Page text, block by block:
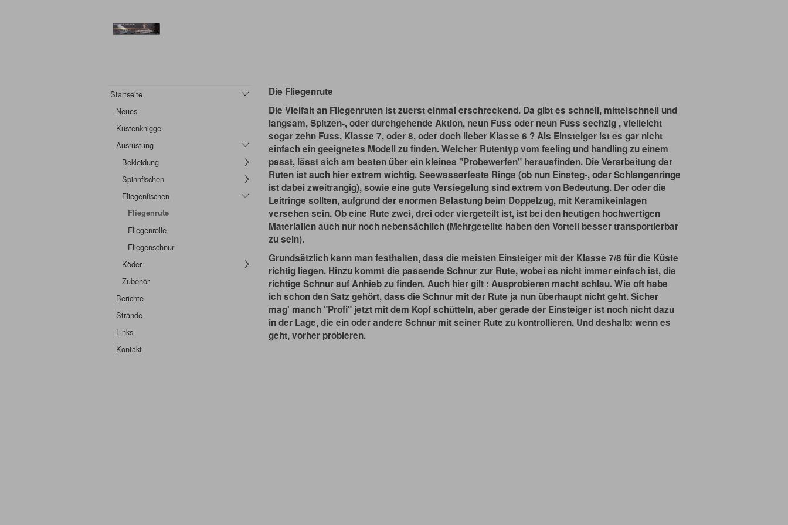
Startseite
Neues
Küstenknigge
Ausrüstung
Bekleidung
Spinnfischen
Fliegenfischen
Fliegenrute
Fliegenrolle
Fliegenschnur
Köder
Zubehör
Berichte
Strände
Links
Kontakt
Die Fliegenrute
Die Vielfalt an Fliegenruten ist zuerst einmal erschreckend. Da gibt es schnell, mittelschnell und
langsam, Spitzen-, oder durchgehende Aktion, neun Fuss oder neun Fuss sechzig , vielleicht
sogar zehn Fuss, Klasse 7, oder 8, oder doch lieber Klasse 6 ? Als Einsteiger ist es gar nicht
einfach ein geeignetes Modell zu finden. Welcher Rutentyp vom feeling und handling zu einem
passt, lässt sich am besten über ein kleines "Probewerfen" herausfinden. Die Verarbeitung der
Ruten ist auch hier extrem wichtig. Seewasserfeste Ringe (ob nun Einsteg-, oder Schlangenringe
ist dabei zweitrangig), sowie eine gute Versiegelung sind extrem von Bedeutung. Der oder die
Leitringe sollten, aufgrund der enormen Belastung beim Doppelzug, mit Keramikeinlagen
versehen sein. Ob eine Rute zwei, drei oder viergeteilt ist, ist bei den heutigen hochwertigen
Materialien auch nur noch nebensächlich (Mehrgeteilte haben den Vorteil besser transportierbar
zu sein).
Grundsätzlich kann man festhalten, dass die meisten Einsteiger mit der Klasse 7/8 für die Küste
richtig liegen. Hinzu kommt die passende Schnur zur Rute, wobei es nicht immer einfach ist, die
richtige Schnur auf Anhieb zu finden. Auch hier gilt : Ausprobieren macht schlau. Wie oft habe
ich schon den Satz gehört, dass die Schnur mit der Rute ja nun überhaupt nicht geht. Sicher
mag' manch "Profi" jetzt mit dem Kopf schütteln, aber gerade der Einsteiger ist noch nicht dazu
in der Lage, die ein oder andere Schnur mit seiner Rute zu kontrollieren. Und deshalb: wenn es
geht, vorher probieren.